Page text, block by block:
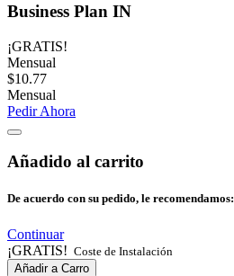
Business Plan IN
¡GRATIS!
Mensual
$10.77
Mensual
Pedir Ahora
Añadido al carrito
De acuerdo con su pedido, le recomendamos:
Continuar
¡GRATIS! Coste de Instalación
Añadir a Carro